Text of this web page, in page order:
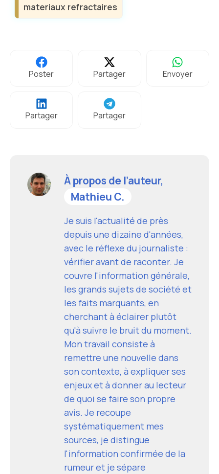
materiaux refractaires
Poster Partager Envoyer
Partager Partager
À propos de l’auteur,
Mathieu C.
Je suis l'actualité de près
depuis une dizaine d'années,
avec le réflexe du journaliste :
vérifier avant de raconter. Je
couvre l'information générale,
les grands sujets de société et
les faits marquants, en
cherchant à éclairer plutôt
qu'à suivre le bruit du moment.
Mon travail consiste à
remettre une nouvelle dans
son contexte, à expliquer ses
enjeux et à donner au lecteur
de quoi se faire son propre
avis. Je recoupe
systématiquement mes
sources, je distingue
l'information confirmée de la
rumeur et je sépare